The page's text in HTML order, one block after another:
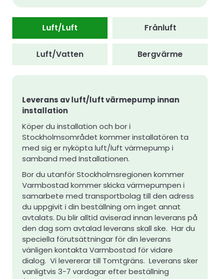
Luft/Luft Frånluft
Luft/Vatten Bergvärme
Leverans av luft/luft värmepump innan
installation
Köper du installation och bor i
Stockholmsområdet kommer installatören ta
med sig er nyköpta luft/luft värmepump i
samband med Installationen.
Bor du utanför Stockholmsregionen kommer
Varmbostad kommer skicka värmepumpen i
samarbete med transportbolag till den adress
du uppgivit i din beställning om inget annat
avtalats. Du blir alltid aviserad innan leverans på
den dag som avtalad leverans skall ske. Har du
speciella förutsättningar för din leverans
vänligen kontakta Varmbostad för vidare
dialog. Vi levererar till Tomtgräns. Leverans sker
vanligtvis 3-7 vardagar efter beställning